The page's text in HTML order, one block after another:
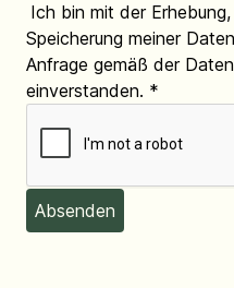
Ich bin mit der
Speicherung meiner
Anfrage gemäß der
einverstanden. *